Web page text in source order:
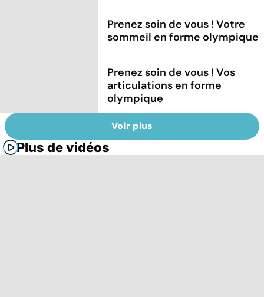
Prenez soin de vous ! Votre
sommeil en forme olympique
Prenez soin de vous ! Vos
articulations en forme
olympique
Voir plus
Plus de vidéos